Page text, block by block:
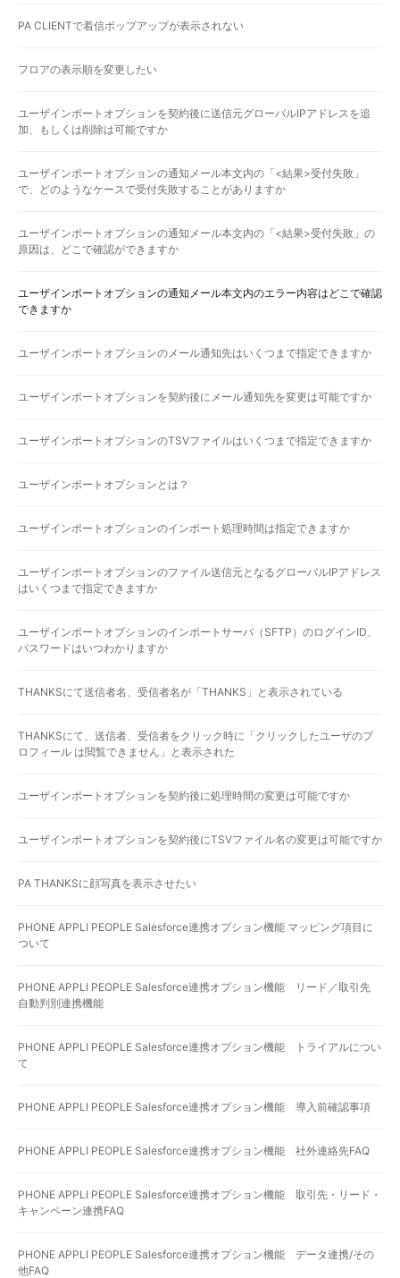
PA CLIENTで着信ポップアップが表示されない
フロアの表示順を変更したい
ユーザインポートオプションを契約後に送信元グローバルIPアドレスを追
加、もしくは削除は可能ですか
ユーザインポートオプションの通知メール本文内の「<結果>受付失敗」
で、どのようなケースで受付失敗することがありますか
ユーザインポートオプションの通知メール本文内の「<結果>受付失敗」の
原因は、どこで確認ができますか
ユーザインポートオプションの通知メール本文内のエラー内容はどこで確認
できますか
ユーザインポートオプションのメール通知先はいくつまで指定できますか
ユーザインポートオプションを契約後にメール通知先を変更は可能ですか
ユーザインポートオプションのTSVファイルはいくつまで指定できますか
ユーザインポートオプションとは？
ユーザインポートオプションのインポート処理時間は指定できますか
ユーザインポートオプションのファイル送信元となるグローバルIPアドレス
はいくつまで指定できますか
ユーザインポートオプションのインポートサーバ（SFTP）のログインID、
パスワードはいつわかりますか
THANKSにて送信者名、受信者名が「THANKS」と表示されている
THANKSにて、送信者、受信者をクリック時に「クリックしたユーザのプ
ロフィール は閲覧できません」と表示された
ユーザインポートオプションを契約後に処理時間の変更は可能ですか
ユーザインポートオプションを契約後にTSVファイル名の変更は可能ですか
PA THANKSに顔写真を表示させたい
PHONE APPLI PEOPLE Salesforce連携オプション機能 マッピング項目に
ついて
PHONE APPLI PEOPLE Salesforce連携オプション機能 リード／取引先
自動判別連携機能
PHONE APPLI PEOPLE Salesforce連携オプション機能 トライアルについ
て
PHONE APPLI PEOPLE Salesforce連携オプション機能 導入前確認事項
PHONE APPLI PEOPLE Salesforce連携オプション機能 社外連絡先FAQ
PHONE APPLI PEOPLE Salesforce連携オプション機能 取引先・リード・
キャンペーン連携FAQ
PHONE APPLI PEOPLE Salesforce連携オプション機能 データ連携/その
他FAQ